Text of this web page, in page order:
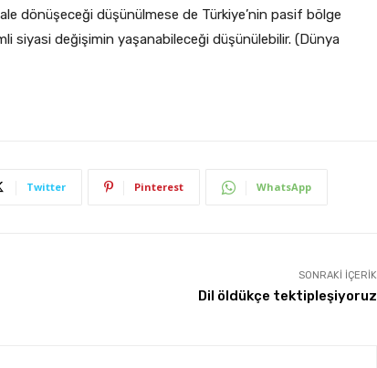
dönüşeceği düşünülmese de Türkiye’nin pasif bölge
siyasi değişimin yaşanabileceği düşünülebilir. (Dünya
Twitter Pinterest WhatsApp
SONRAKI İÇERIK
Dil öldükçe tektipleşiyoruz